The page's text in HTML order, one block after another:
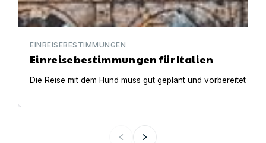
EINREISEBESTIMMUNGEN
Einreisebestimmungen für Italien
Die Reise mit dem Hund muss gut geplant und vorbereitet